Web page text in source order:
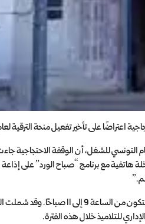
تأخير تفعيل منحة الترقية لعام 2023 لأكثر من
التونسي للشغل، أن الوقفة الاحتجاجية
مع برنامج “صباح الورد” على
وأوضح السالمي أن الاحتجاج يشمل القيمين والقيمين العامين والأعوان
للتلاميذ خلال هذه الفترة.